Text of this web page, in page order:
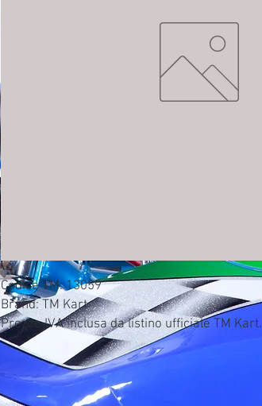
Codice TM: 13059
Brand: TM Kart
Prezzo IVA inclusa da listino ufficiale TM Kart.